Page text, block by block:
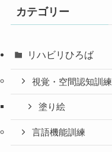
カテゴリー
リハビリひろば
視覚・空間認知訓練
塗り絵
言語機能訓練